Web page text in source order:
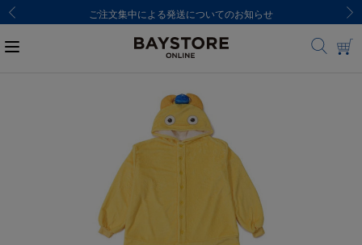
ご注文集中による発送についてのお知らせ